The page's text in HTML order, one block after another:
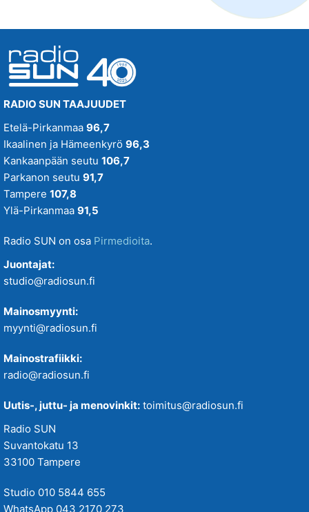
RADIO SUN TAAJUUDET
Etelä-Pirkanmaa 96,7
Ikaalinen ja Hämeenkyrö 96,3
Kankaanpään seutu 106,7
Parkanon seutu 91,7
Tampere 107,8
Ylä-Pirkanmaa 91,5
Radio SUN on osa Pirmedioita.
Juontajat:
studio@radiosun.fi
Mainosmyynti:
myynti@radiosun.fi
Mainostrafiikki:
radio@radiosun.fi
Uutis-, juttu- ja menovinkit: toimitus@radiosun.fi
Radio SUN
Suvantokatu 13
33100 Tampere
Studio 010 5844 655
WhatsApp 043 2170 273